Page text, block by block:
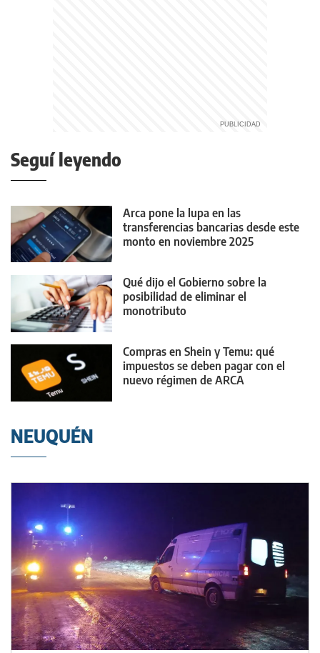
Seguí leyendo
Arca pone la lupa en las
transferencias bancarias desde este
monto en noviembre 2025
Qué dijo el Gobierno sobre la
posibilidad de eliminar el
monotributo
Compras en Shein y Temu: qué
impuestos se deben pagar con el
nuevo régimen de ARCA
NEUQUÉN